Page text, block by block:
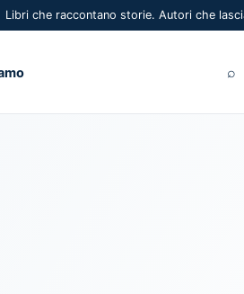
Libri che raccontano storie. Autori che
⌕